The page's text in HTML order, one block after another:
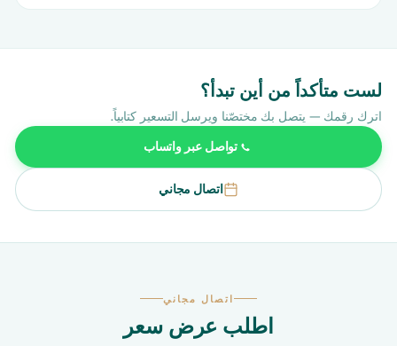
لست متأكداً من أين تبدأ؟
اترك رقمك — يتصل بك مختصّنا ويرسل التسعير كتابياً.
تواصل عبر واتساب
اتصال مجاني
اتصال مجاني
اطلب عرض سعر